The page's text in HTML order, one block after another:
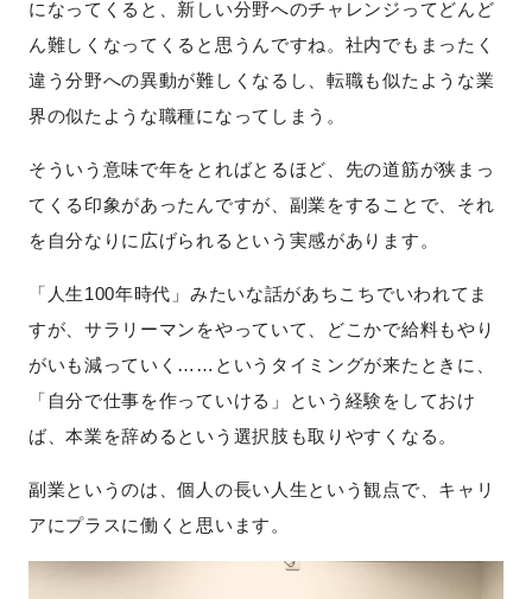
になってくると、新しい分野へのチャレンジってどんど
ん難しくなってくると思うんですね。社内でもまったく
違う分野への異動が難しくなるし、転職も似たような業
界の似たような職種になってしまう。
そういう意味で年をとればとるほど、先の道筋が狭まっ
てくる印象があったんですが、副業をすることで、それ
を自分なりに広げられるという実感があります。
「人生100年時代」みたいな話があちこちでいわれてま
すが、サラリーマンをやっていて、どこかで給料もやり
がいも減っていく……というタイミングが来たときに、
「自分で仕事を作っていける」という経験をしておけ
ば、本業を辞めるという選択肢も取りやすくなる。
副業というのは、個人の長い人生という観点で、キャリ
アにプラスに働くと思います。